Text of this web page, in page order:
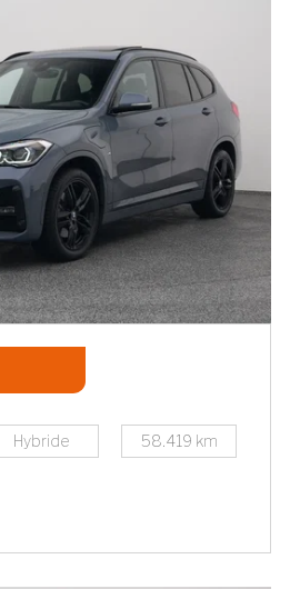
Hybride 58.419 km